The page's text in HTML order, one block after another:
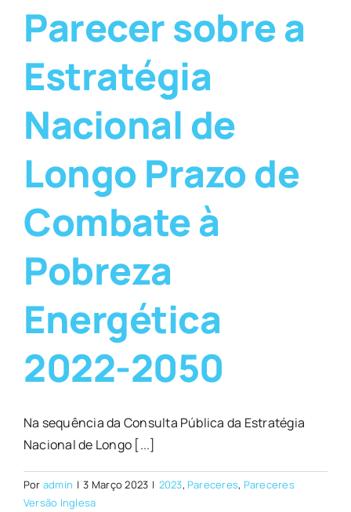
Parecer sobre a
Estratégia
Nacional de
Longo Prazo de
Combate à
Pobreza
Energética
2022-2050
Na sequência da Consulta Pública da Estratégia
Nacional de Longo [...]
Por admin | 3 Março 2023 | 2023, Pareceres, Pareceres
Versão Inglesa